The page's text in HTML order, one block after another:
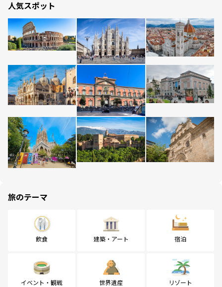
人気スポット
旅のテーマ
飲食 建築・アート 宿泊
イベント・観戦 世界遺産 リゾート